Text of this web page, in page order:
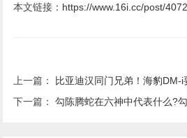
本文链接： https://www.16i.cc/post/
上一篇： 比亚迪汉同门兄弟！海豹DM-
下一篇：勾陈腾蛇在六神中代表什么?